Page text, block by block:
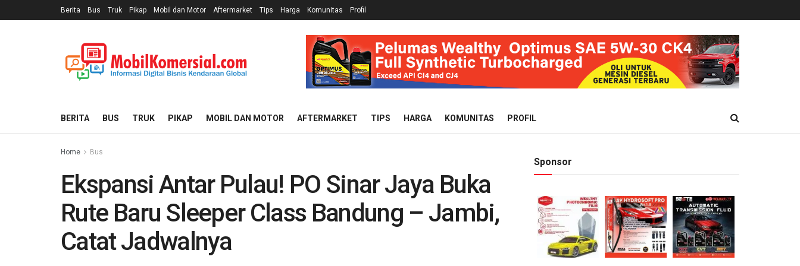
Berita Bus Truk Pikap Mobil dan Motor Aftermarket Tips Harga Komunitas Profil
BERITA BUS TRUK PIKAP MOBIL DAN MOTOR AFTERMARKET TIPS HARGA KOMUNITAS PROFIL
Home Bus
Ekspansi Antar Pulau! PO Sinar Jaya Buka
Rute Baru Sleeper Class Bandung – Jambi,
Catat Jadwalnya
Sponsor